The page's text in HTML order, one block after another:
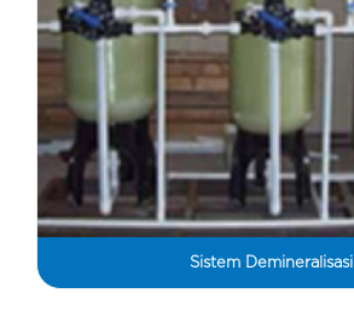
Sistem Demineralisasi